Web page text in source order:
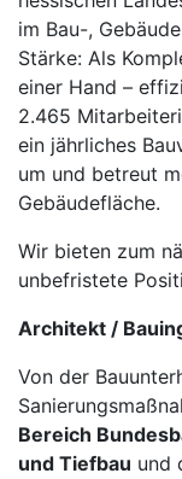
im Bau-,
Stärke: Als
einer Hand –
2.465
ein jährliches
um und betreut
Gebäudefläche.
Wir bieten zum
unbefristete
Architekt /
Von der
Bereich
und Tiefbau und